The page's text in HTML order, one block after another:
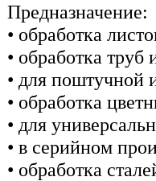
Предназначение:
• обработка
• обработка
• для поштучной
• обработка
• для
• в серийном
• обработка